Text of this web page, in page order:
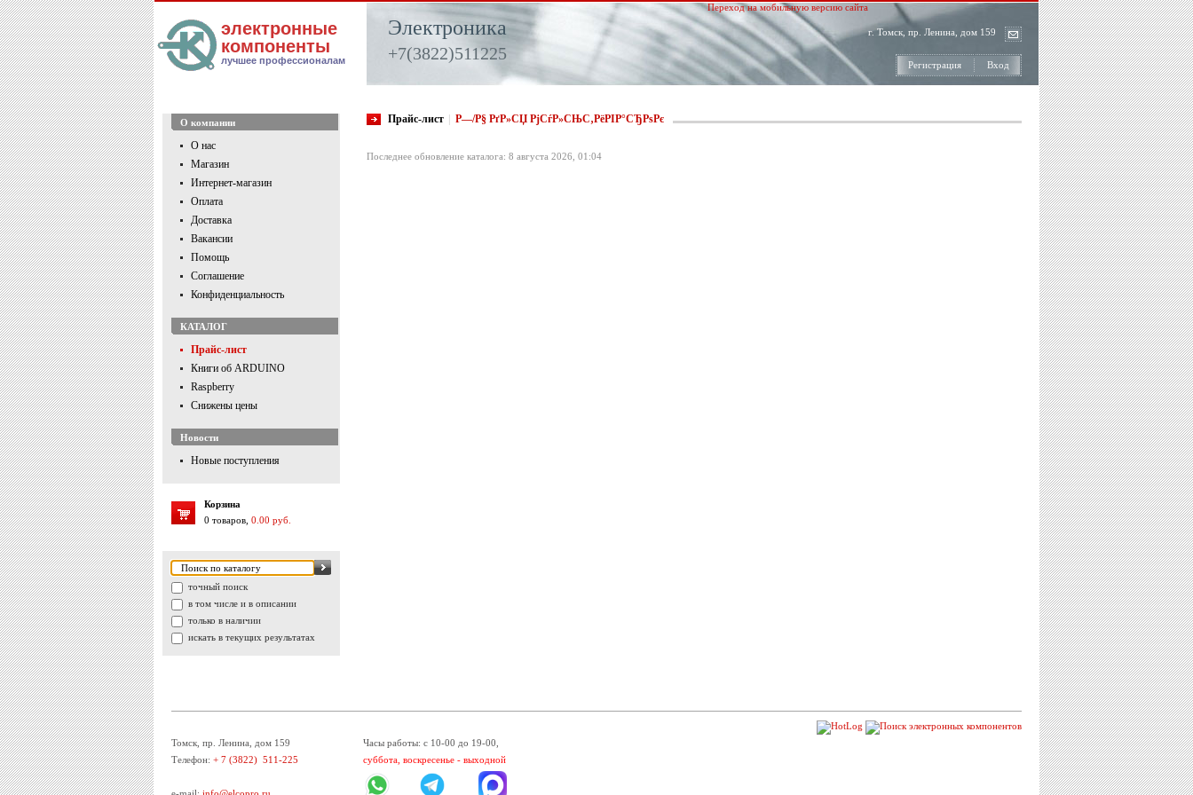
электронные
компоненты
лучшее профессионалам
Электроника
+7(3822)511225
Переход на мобильную версию сайта
г. Томск, пр. Ленина, дом 159
Регистрация Вход
О компании
О нас
Магазин
Интернет-магазин
Оплата
Доставка
Вакансии
Помощь
Соглашение
Конфиденциальность
КАТАЛОГ
Прайс-лист
Книги об ARDUINO
Raspberry
Снижены цены
Новости
Новые поступления
Корзина
0 товаров, 0.00 руб.
точный поиск
в том числе и в описании
только в наличии
искать в текущих результатах
Прайс-лист Р—/Р§ РґР»СЏ РјСѓР»СЊС‚РёРІР°СЂРѕРє
Последнее обновление каталога: 8 августа 2026, 01:04
Томск, пр. Ленина, дом 159
Телефон: + 7 (3822) 511-225
Часы работы: с 10-00 до 19-00,
суббота, воскресенье - выходной